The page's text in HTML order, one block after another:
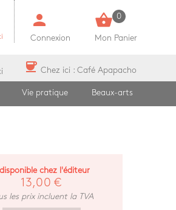
person
Connexion
shopping_basket 0
Mon Panier
coffee Chez ici : Café Apapacho
Vie pratique Beaux-arts
chez l'éditeur
13,00 €
les prix incluent la TVA